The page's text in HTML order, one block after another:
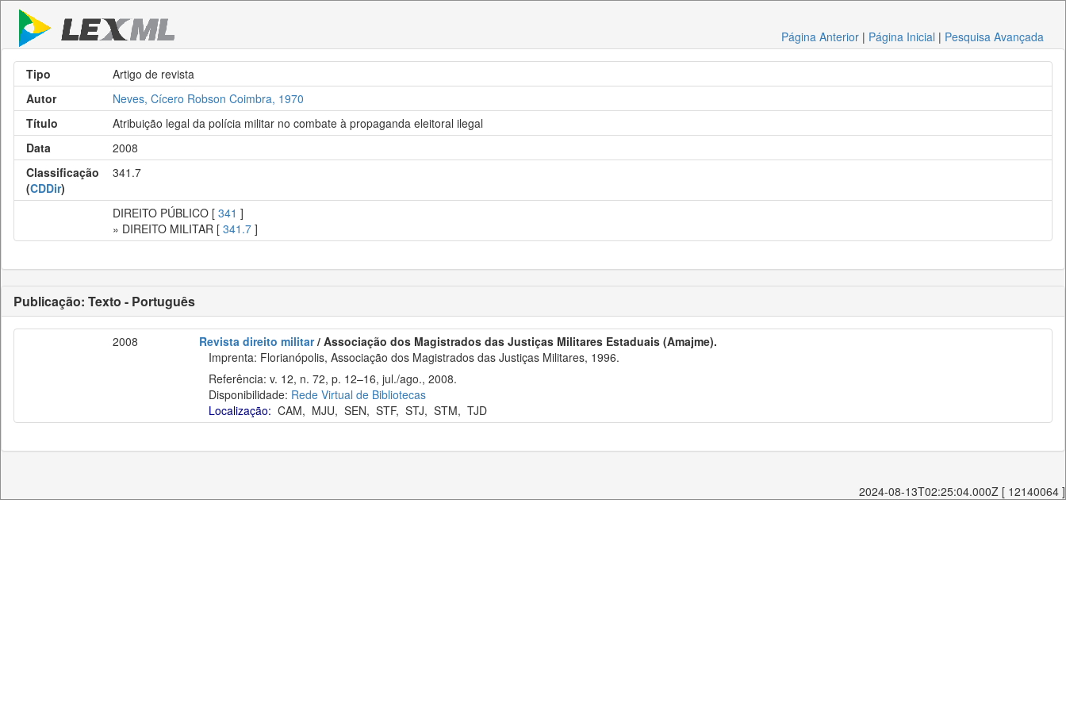
Página Anterior | Página Inicial | Pesquisa Avançada
Tipo
Artigo de revista
Autor
Neves, Cícero Robson Coimbra, 1970
Título
Atribuição legal da polícia militar no combate à propaganda eleitoral ilegal
Data
2008
Classificação
(CDDir)
341.7
DIREITO PÚBLICO [ 341 ]
» DIREITO MILITAR [ 341.7 ]
Publicação: Texto - Português
2008 Revista direito militar/ Associação dos Magistrados das Justiças Militares Estaduais (Amajme).
Imprenta: Florianópolis, Associação dos Magistrados das Justiças Militares, 1996.
Referência: v. 12, n. 72, p. 12–16, jul./ago., 2008.
Disponibilidade: Rede Virtual de Bibliotecas
Localização: CAM, MJU, SEN, STF, STJ, STM, TJD
2024-08-13T02:25:04.000Z [ 12140064 ]